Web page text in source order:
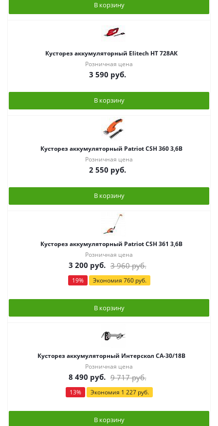
В корзину
Кусторез аккумуляторный Elitech НТ 728АК
Розничная цена
3 590 руб.
В корзину
Кусторез аккумуляторный Patriot CSH 360 3,6В
Розничная цена
2 550 руб.
В корзину
Кусторез аккумуляторный Patriot CSH 361 3,6В
Розничная цена
3 200 руб. 3 960руб.
19% Экономия 760руб.
В корзину
Кусторез аккумуляторный Интерскол СА-30/18В
Розничная цена
8 490 руб. 9 717руб.
13% Экономия 1 227руб.
В корзину